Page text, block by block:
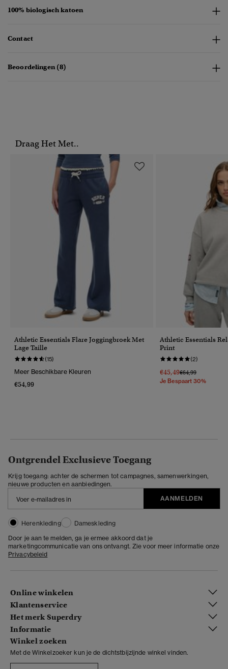
100% biologisch katoen
Contact
Beoordelingen (8)
Draag Het Met..
Athletic Essentials Flare Joggingbroek Met
Lage Taille
(15)
Meer Beschikbare Kleuren
€54,99
Athletic Essentials
Print
(2)
€45,49Prijs Verlaagd Van
€64,99Naar
Je Bespaart 30%
Ontgrendel Exclusieve Toegang
Krijg toegang: achter de schermen tot campagnes, samenwerkingen,
nieuwe producten en aanbiedingen.
AANMELDEN
Herenkleding
Dameskleding
Door je aan te melden, ga je ermee akkoord dat je
marketingcommunicatie van ons ontvangt. Zie voor meer informatie onze
Privacybeleid
Online winkelen
Klantenservice
Het merk Superdry
Informatie
Winkel zoeken
Met de Winkelzoeker kun je de dichtstbijzijnde winkel vinden.